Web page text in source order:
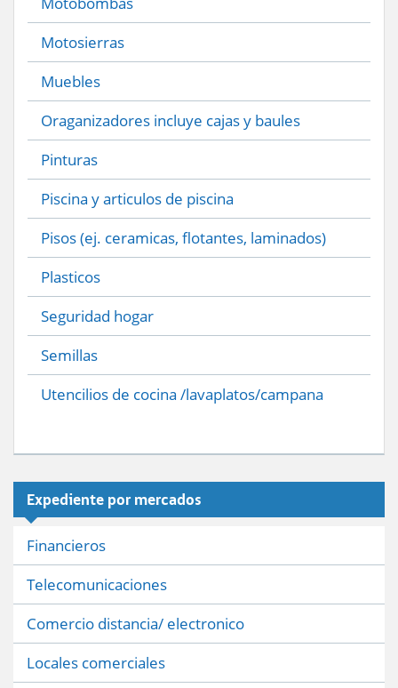
Motosierras
Muebles
Oraganizadores incluye cajas y baules
Pinturas
Piscina y articulos de piscina
Pisos (ej. ceramicas, flotantes, laminados)
Plasticos
Seguridad hogar
Semillas
Utencilios de cocina /lavaplatos/campana
Expediente por mercados
Financieros
Telecomunicaciones
Comercio distancia/ electronico
Locales comerciales